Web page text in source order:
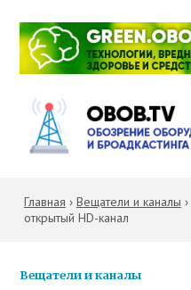
Главная › Вещатели и каналы ›
открытый HD-канал
Вещатели и каналы